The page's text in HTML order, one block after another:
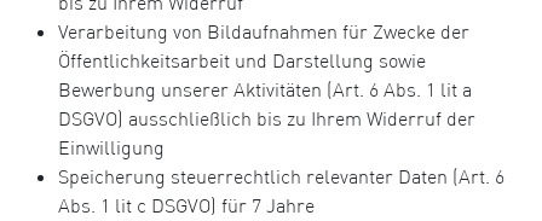
Verarbeitung von Bildaufnahmen für Zwecke der
Öffentlichkeitsarbeit und Darstellung sowie
Bewerbung unserer Aktivitäten (Art. 6 Abs. 1 lit a
DSGVO) ausschließlich bis zu Ihrem Widerruf der
Einwilligung
Speicherung steuerrechtlich relevanter Daten (Art. 6
Abs. 1 lit c DSGVO) für 7 Jahre